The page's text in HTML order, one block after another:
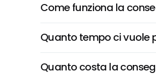
Come funziona la
Quanto tempo ci vuole
Quanto costa la